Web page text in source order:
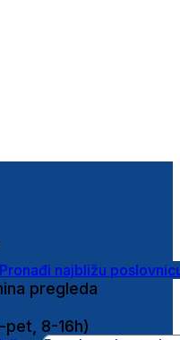
Pronađi najbližu
pregleda
pet, 8-16h)